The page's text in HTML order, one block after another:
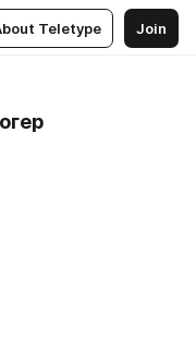
Teletype Join